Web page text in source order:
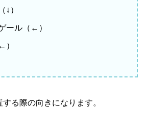
↓）
ール（←）
）
る際の向きになります。